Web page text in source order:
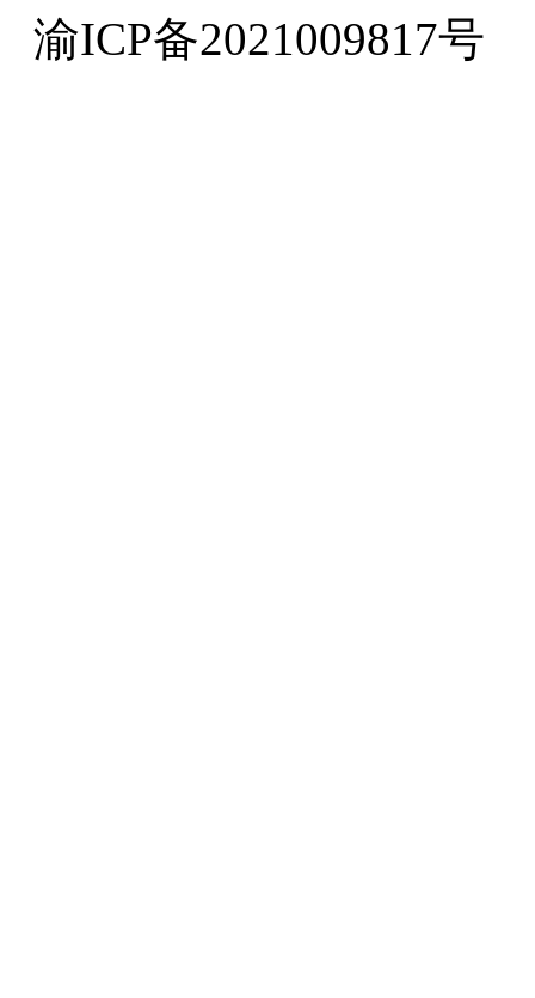
渝ICP备2021009817号